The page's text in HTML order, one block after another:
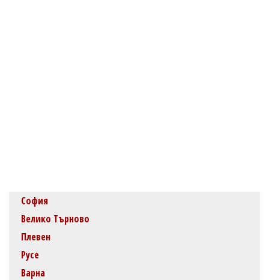
София
Велико Търново
Плевен
Русе
Варна